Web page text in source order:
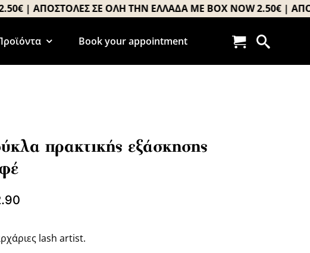
ΣΕ ΟΛΗ ΤΗΝ ΕΛΛΑΔΑ ΜΕ BOX NOW 2.50€ |
Book your appointment
πρακτικής εξάσκησης
lash artist.